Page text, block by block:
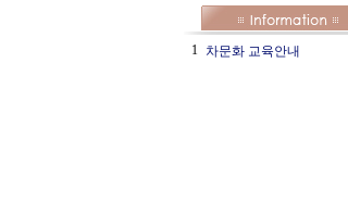
1 차문화 교육안내